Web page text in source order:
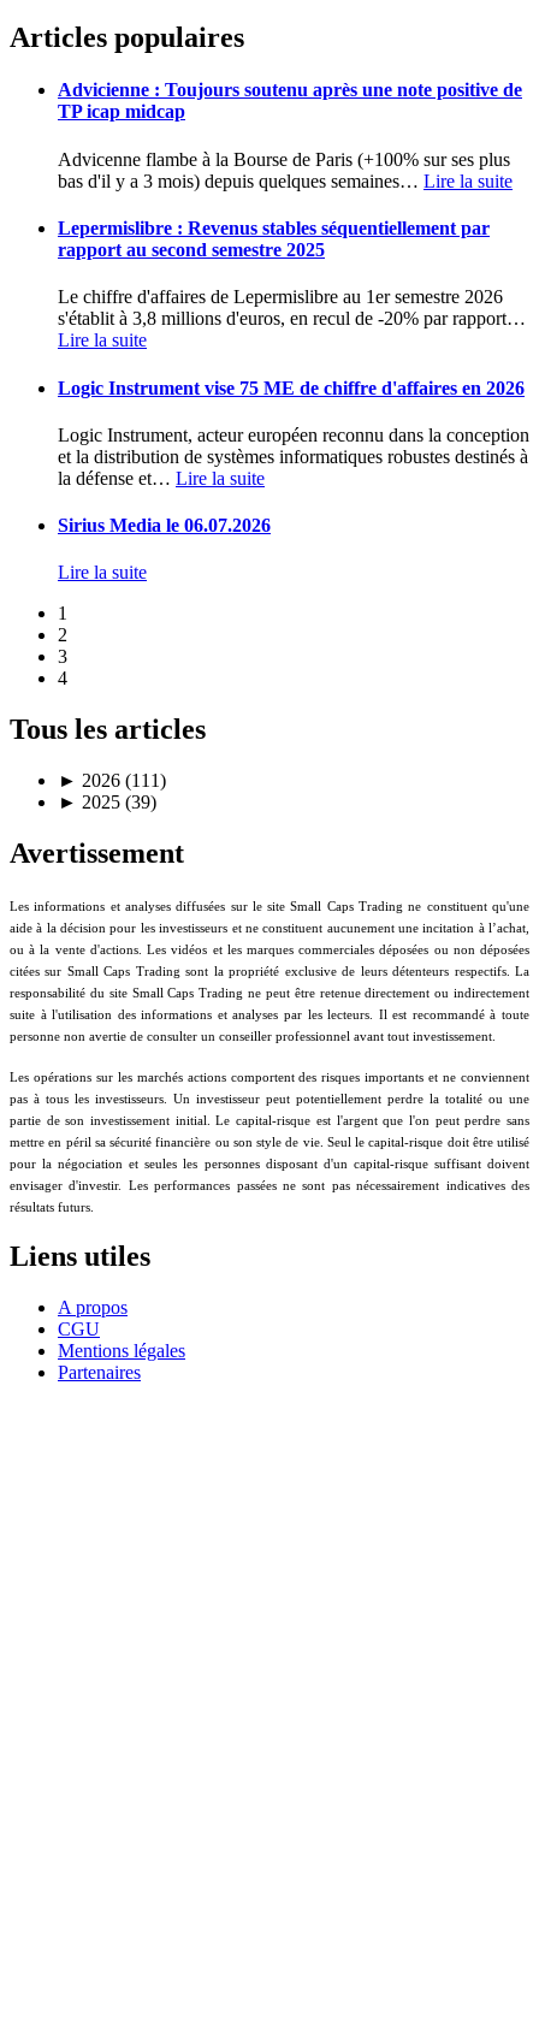
Articles populaires
Advicienne : Toujours soutenu après une note positive de
TP icap midcap
Advicenne flambe à la Bourse de Paris (+100% sur ses plus
bas d'il y a 3 mois) depuis quelques semaines… Lire la suite
Lepermislibre : Revenus stables séquentiellement par
rapport au second semestre 2025
Le chiffre d'affaires de Lepermislibre au 1er semestre 2026
s'établit à 3,8 millions d'euros, en recul de -20% par rapport…
Lire la suite
Logic Instrument vise 75 ME de chiffre d'affaires en 2026
Logic Instrument, acteur européen reconnu dans la conception
et la distribution de systèmes informatiques robustes destinés à
la défense et… Lire la suite
Sirius Media le 06.07.2026
Lire la suite
1
2
3
4
Tous les articles
► 2026 (111)
► 2025 (39)
Avertissement
Les informations et analyses diffusées sur le site Small Caps Trading ne constituent qu'une
aide à la décision pour les investisseurs et ne constituent aucunement une incitation à l’achat,
ou à la vente d'actions. Les vidéos et les marques commerciales déposées ou non déposées
citées sur Small Caps Trading sont la propriété exclusive de leurs détenteurs respectifs. La
responsabilité du site Small Caps Trading ne peut être retenue directement ou indirectement
suite à l'utilisation des informations et analyses par les lecteurs. Il est recommandé à toute
personne non avertie de consulter un conseiller professionnel avant tout investissement.
Les opérations sur les marchés actions comportent des risques importants et ne conviennent
pas à tous les investisseurs. Un investisseur peut potentiellement perdre la totalité ou une
partie de son investissement initial. Le capital-risque est l'argent que l'on peut perdre sans
mettre en péril sa sécurité financière ou son style de vie. Seul le capital-risque doit être utilisé
pour la négociation et seules les personnes disposant d'un capital-risque suffisant doivent
envisager d'investir. Les performances passées ne sont pas nécessairement indicatives des
résultats futurs.
Liens utiles
A propos
CGU
Mentions légales
Partenaires